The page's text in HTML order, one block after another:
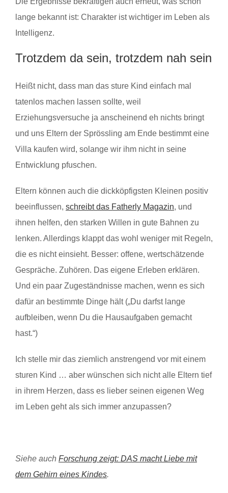
lange bekannt ist: Charakter ist wichtiger im Leben als
Intelligenz.
Trotzdem da sein, trotzdem nah sein
Heißt nicht, dass man das sture Kind einfach mal
tatenlos machen lassen sollte, weil
Erziehungsversuche ja anscheinend eh nichts bringt
und uns Eltern der Sprössling am Ende bestimmt eine
Villa kaufen wird, solange wir ihm nicht in seine
Entwicklung pfuschen.
Eltern können auch die dickköpfigsten Kleinen positiv
beeinflussen, schreibt das Fatherly Magazin, und
ihnen helfen, den starken Willen in gute Bahnen zu
lenken. Allerdings klappt das wohl weniger mit Regeln,
die es nicht einsieht. Besser: offene, wertschätzende
Gespräche. Zuhören. Das eigene Erleben erklären.
Und ein paar Zugeständnisse machen, wenn es sich
dafür an bestimmte Dinge hält („Du darfst lange
aufbleiben, wenn Du die Hausaufgaben gemacht
hast.“)
Ich stelle mir das ziemlich anstrengend vor mit einem
sturen Kind … aber wünschen sich nicht alle Eltern tief
in ihrem Herzen, dass es lieber seinen eigenen Weg
im Leben geht als sich immer anzupassen?
Siehe auch Forschung zeigt: DAS macht Liebe mit
dem Gehirn eines Kindes.